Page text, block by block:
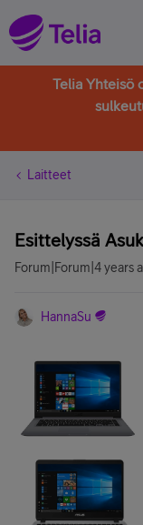
Telia Yhteisö
Laitteet
Esittelyssä
Forum|Forum|4 years
HannaSu